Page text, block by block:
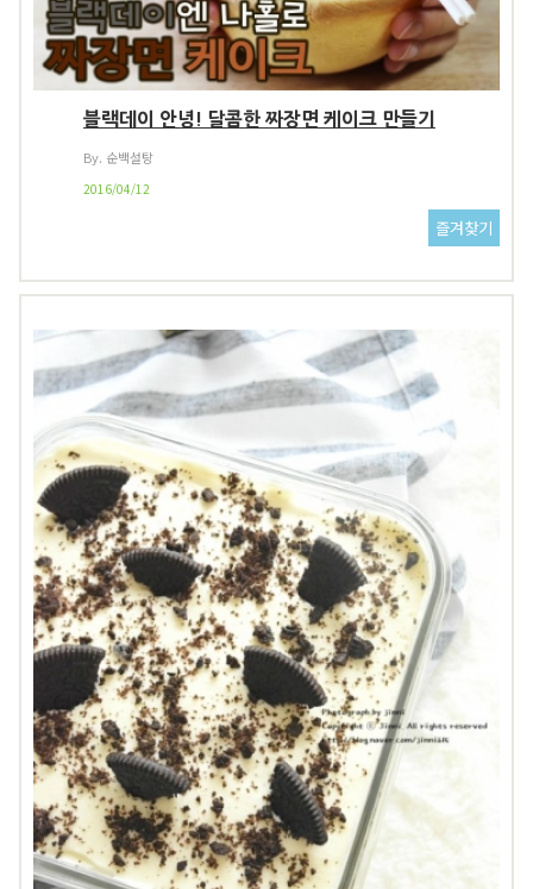
블랙데이 안녕! 달콤한 짜장면 케이크 만들기
By. 순백설탕
2016/04/12